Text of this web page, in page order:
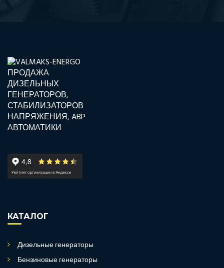
КАТАЛОГ
Дизельные генераторы
Бензиновые генераторы